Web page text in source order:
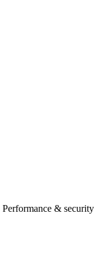
Performance & security